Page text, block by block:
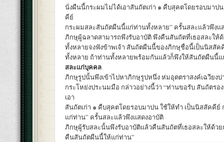
นั่งผืนนี้กระผมไม่ได้เอาสันถัตเก่า ๑ คืบสุคตโดยรอบมาป
คีย์
กระผมสละสันถัตผืนนี้แก่ท่านทั้งหลาย” ครั้นสละแล้วพึงแ
ภิกษุผู้ฉลาดสามารถพึงรับอาบัติ พึงคืนสันถัตที่เธอสละให้
ทั้งหลายจงฟังข้าพเจ้า สันถัตผืนนี้ของภิกษุชื่อนี้เป็นนิสสัค
ทั้งหลาย ถ้าท่านทั้งหลายพร้อมกันแล้วก็พึงให้สันถัตผืนนี้
สละแก่บุคคล
ภิกษุรูปนั้นพึงเข้าไปหาภิกษุรูปหนึ่ง ห่มอุตตราสงค์เฉวียงบ่
กระโหย่งประนมมือ กล่าวอย่างนี้ว่า “ท่านขอรับ สันถัตร
เอา
สันถัตเก่า ๑ คืบสุคตโดยรอบมาปน ใช้ให้ทำ เป็นนิสสัคคี
แก่ท่าน” ครั้นสละแล้วพึงแสดงอาบัติ
ภิกษุผู้รับสละนั้นพึงรับอาบัติแล้วคืนสันถัตที่เธอสละให้ด้วย
คืนสันถัตผืนนี้ให้แก่ท่าน”